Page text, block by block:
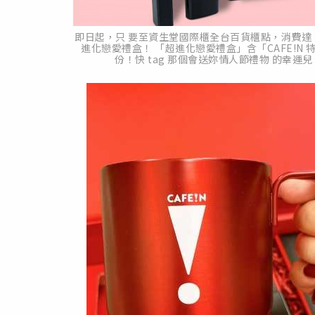
即日起，只 要至資生堂國際櫃全台百貨櫃點，消費
進化戀愛禮盒！ 「超進化戀愛禮盒」含「CAFE!N
份！快 tag 那個會送妳情人節禮物 的幸運